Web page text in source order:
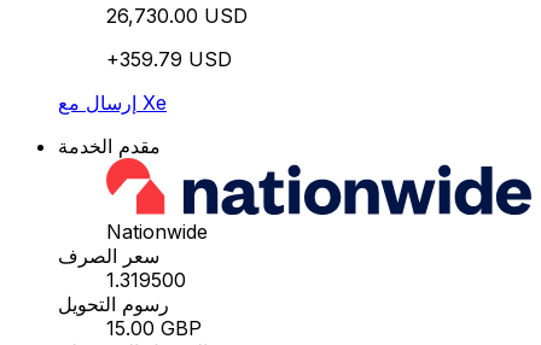
26,730.00 USD
+359.79 USD
إرسال مع Xe
مقدم الخدمة
Nationwide
سعر الصرف
1.319500
رسوم التحويل
15.00 GBP